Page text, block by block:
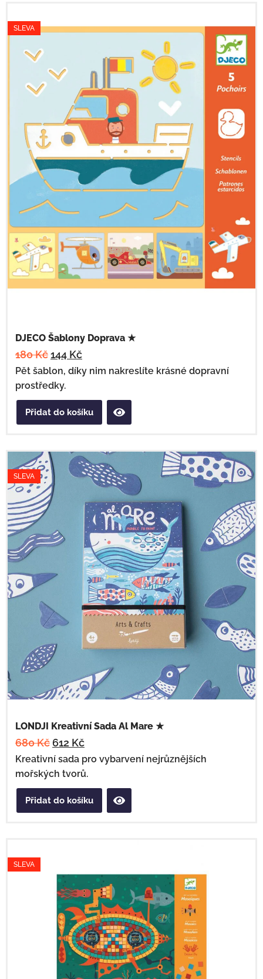
SLEVA
DJECO Šablony Doprava ★
180Kč144 Kč
Pět šablon, díky nim nakreslíte krásné dopravní
prostředky.
Přidat do košíku
SLEVA
LONDJI Kreativní Sada Al Mare ★
680Kč 612 Kč
Kreativní sada pro vybarvení nejrůznějších
mořských tvorů.
Přidat do košíku
SLEVA